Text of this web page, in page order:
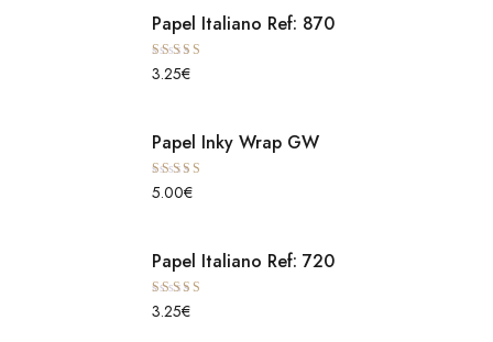
Papel Italiano Ref: 870
Avaliação
5.00de 5
3.25€
Papel Inky Wrap GW
Avaliação
5.00 de 5
5.00€
Papel Italiano Ref: 720
Avaliação
5.00de 5
3.25€